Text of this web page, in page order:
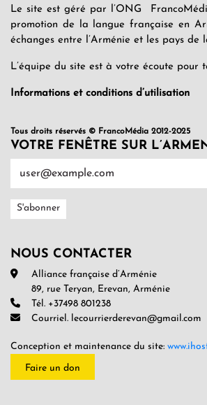
Le site est géré par l’ONG
promotion de la langue française en
échanges entre l’Arménie et les pays de
L’équipe du site est à votre écoute pour
Informations et conditions d’utilisation
Tous droits réservés © FrancoMédia 2012-2025
VOTRE FENÊTRE SUR
NOUS CONTACTER
Alliance française d’Arménie
89, rue Teryan, Erevan, Arménie
Tél. +37498 801238
Courriel. lecourrierderevan@gmail.com
Conception et maintenance du site:
Faire un don